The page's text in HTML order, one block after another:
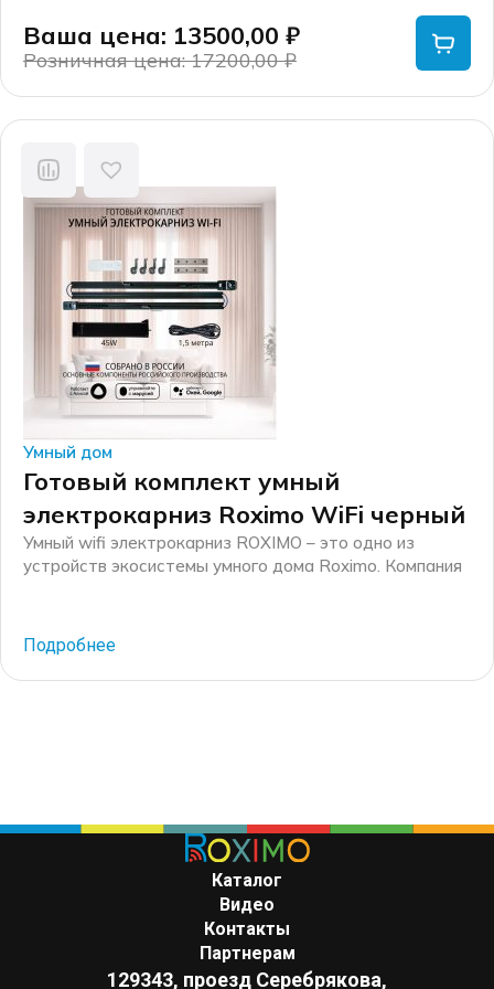
Розничная цена: 17200,00₽
17200,00 ₽.
Ваша цена: 13500,00 ₽
Умный дом
Готовый комплект умный
электрокарниз Roximo WiFi черный
Умный wifi электрокарниз ROXIMO – это одно из
устройств экосистемы умного дома Roximo. Компания
лет. Основные механические комплектующие для
электрокарнизов производятся на российских
производственных мощностях, а финальная сборка
Подробнее
Каталог
Видео
Контакты
Партнерам
129343, проезд Серебрякова,